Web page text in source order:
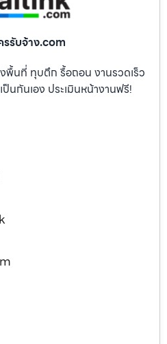
รรับจ้าง.com
พื้นที่ ทุบตึก รื้อถอน งานรวดเร็ว
นกันเอง ประเมินหน้างานฟรี!